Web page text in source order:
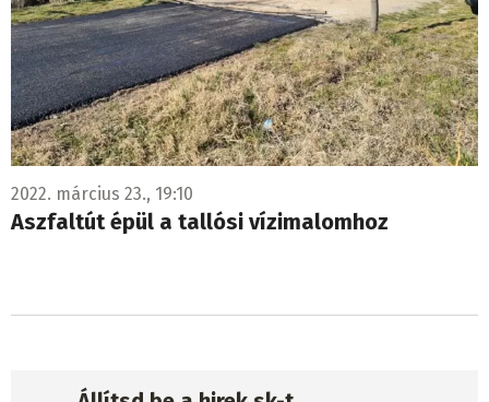
2022. március 23., 19:10
Aszfaltút épül a tallósi vízimalomhoz